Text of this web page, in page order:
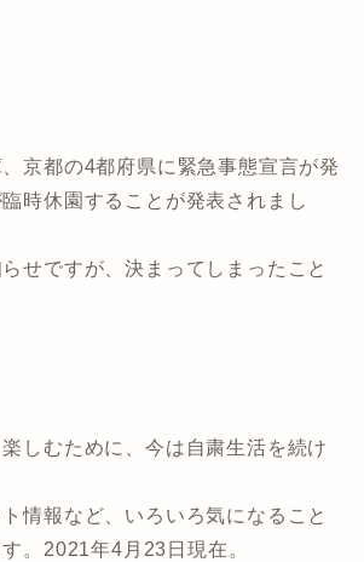
京都の4都府県に緊急事態宣言が発
時休園することが発表されまし
せですが、決まってしまったこと
しむために、今は自粛生活を続け
情報など、いろいろ気になること
。2021年4月23日現在。